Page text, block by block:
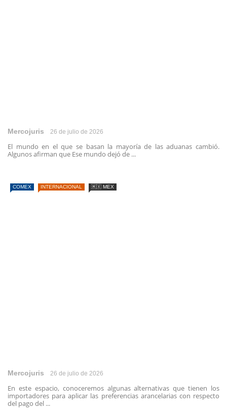
Mercojuris 26 de julio de 2026
El mundo en el que se basan la mayoría de las aduanas cambió.
Algunos afirman que Ese mundo dejó de ...
COMEX INTERNACIONAL 🇲🇽 MEX
Mercojuris 26 de julio de 2026
En este espacio, conoceremos algunas alternativas que tienen los
importadores para aplicar las preferencias arancelarias con respecto
del pago del ...